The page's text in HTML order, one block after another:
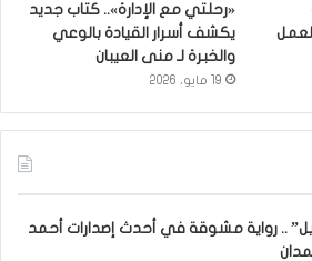
«رحلتي مع الإدارة».. كتاب جديد
يكشف أسرار القيادة بالوعي
والخبرة لـ منى العيبان
19 مايو، 2026
.. رواية مشوقة في أحدث إصدارات أحمد